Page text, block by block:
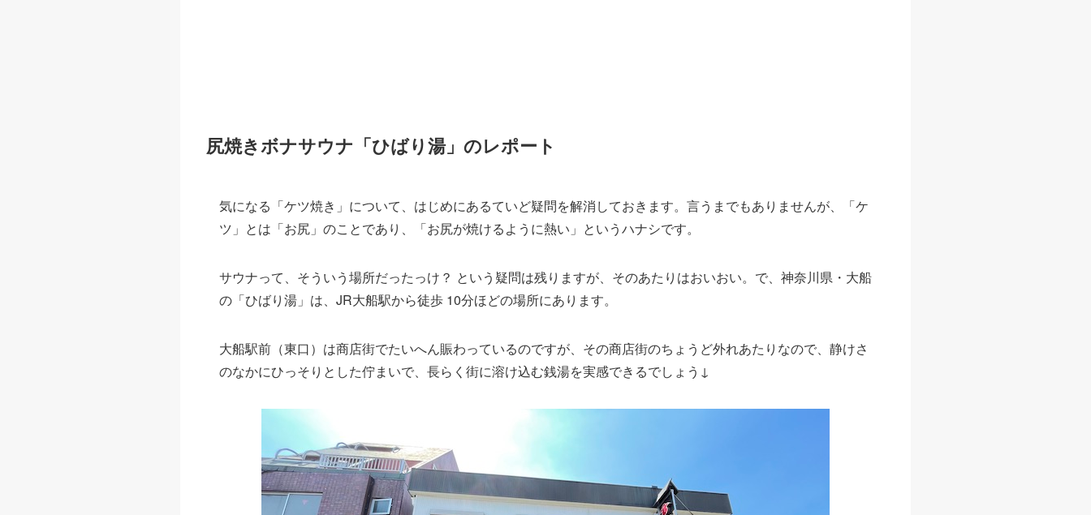
尻焼きボナサウナ「ひばり湯」のレポート
気になる「ケツ焼き」について、はじめにあるていど疑問を解消しておきます。言うまでもありませんが、「ケ
ツ」とは「お尻」のことであり、「お尻が焼けるように熱い」というハナシです。
サウナって、そういう場所だったっけ？ という疑問は残りますが、そのあたりはおいおい。で、神奈川県・大船
の「ひばり湯」は、JR大船駅から徒歩 10分ほどの場所にあります。
大船駅前（東口）は商店街でたいへん賑わっているのですが、その商店街のちょうど外れあたりなので、静けさ
のなかにひっそりとした佇まいで、長らく街に溶け込む銭湯を実感できるでしょう↓